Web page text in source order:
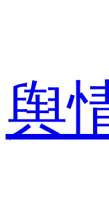
百
舆